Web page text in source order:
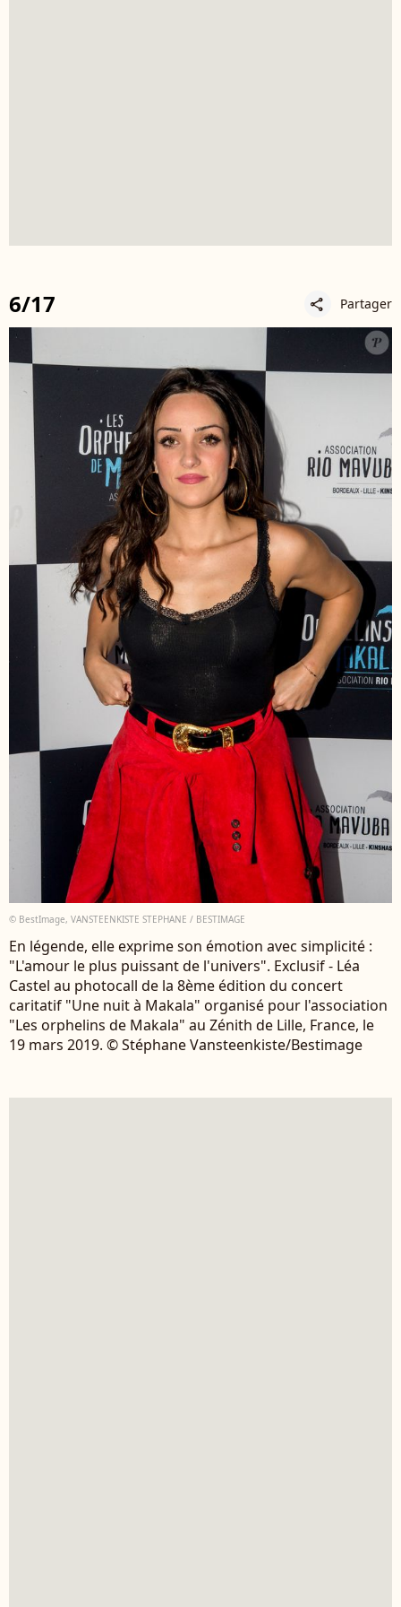
6/17 share Partager
© BestImage, VANSTEENKISTE STEPHANE / BESTIMAGE
En légende, elle exprime son émotion avec simplicité :
"L'amour le plus puissant de l'univers". Exclusif - Léa
Castel au photocall de la 8ème édition du concert
caritatif "Une nuit à Makala" organisé pour l'association
"Les orphelins de Makala" au Zénith de Lille, France, le
19 mars 2019. © Stéphane Vansteenkiste/Bestimage